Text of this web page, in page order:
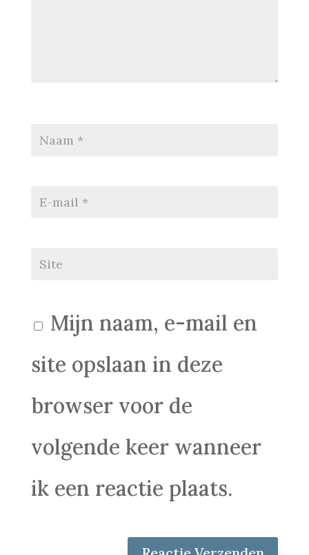
Mijn naam, e-mail en
site opslaan in deze
browser voor de
volgende keer wanneer
ik een reactie plaats.